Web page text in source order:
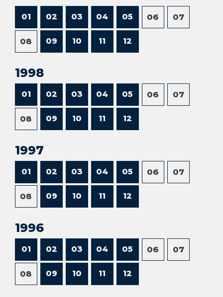
01 02 03 04 05 06 07
08 09 10 11 12
1998
01 02 03 04 05 06 07
08 09 10 11 12
1997
01 02 03 04 05 06 07
08 09 10 11 12
1996
01 02 03 04 05 06 07
08 09 10 11 12